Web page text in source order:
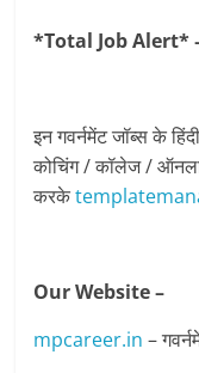
*Total Job Alert*
इन गवर्नमेंट जॉब्स के
कोचिंग / कॉलेज /
करके
Our Website –
mpcareer.in –